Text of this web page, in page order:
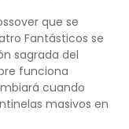
que se
Fantásticos se
sagrada del
funciona
cuando
masivos en